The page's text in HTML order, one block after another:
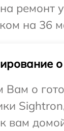
ремонт
на 36
о
о
вам